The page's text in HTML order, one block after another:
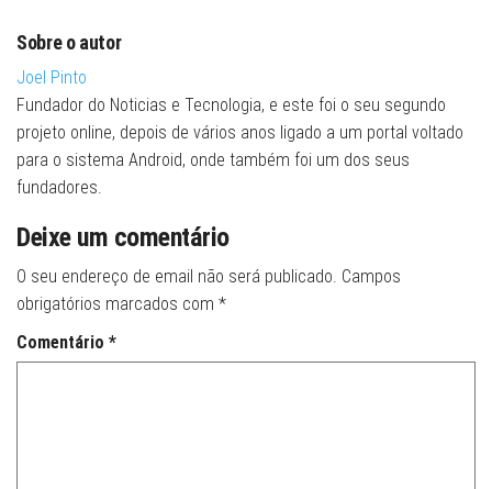
Sobre o autor
Joel Pinto
Fundador do Noticias e Tecnologia, e este foi o seu segundo
projeto online, depois de vários anos ligado a um portal voltado
para o sistema Android, onde também foi um dos seus
fundadores.
Deixe um comentário
O seu endereço de email não será publicado. Campos
obrigatórios marcados com *
Comentário *